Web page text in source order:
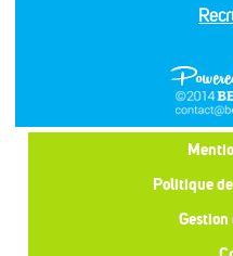
Politique
Gestion